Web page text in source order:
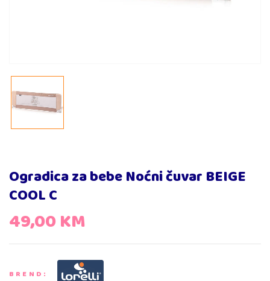
Ogradica za bebe Noćni čuvar BEIGE
COOL C
49,00KM
BREND: